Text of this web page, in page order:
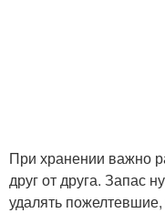
При хранении важно
друг от друга. Запас
удалять